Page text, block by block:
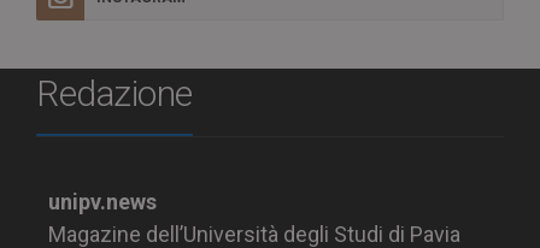
Redazione
unipv.news
Magazine dell’Università degli Studi di Pavia